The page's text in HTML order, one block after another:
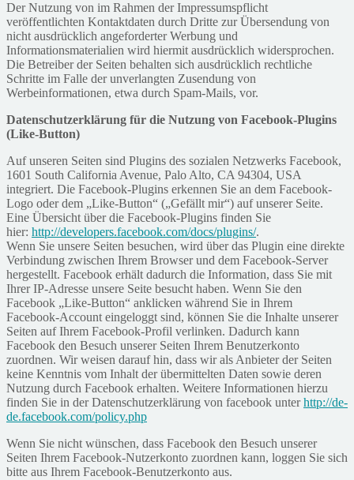
Der Nutzung von im Rahmen der Impressumspflicht
veröffentlichten Kontaktdaten durch Dritte zur Übersendung von
nicht ausdrücklich angeforderter Werbung und
Informationsmaterialien wird hiermit ausdrücklich widersprochen.
Die Betreiber der Seiten behalten sich ausdrücklich rechtliche
Schritte im Falle der unverlangten Zusendung von
Werbeinformationen, etwa durch Spam-Mails, vor.
Datenschutzerklärung für die Nutzung von Facebook-Plugins
(Like-Button)
Auf unseren Seiten sind Plugins des sozialen Netzwerks Facebook,
1601 South California Avenue, Palo Alto, CA 94304, USA
integriert. Die Facebook-Plugins erkennen Sie an dem Facebook-
Logo oder dem „Like-Button“ („Gefällt mir“) auf unserer Seite.
Eine Übersicht über die Facebook-Plugins finden Sie
hier: http://developers.facebook.com/docs/plugins/.
Wenn Sie unsere Seiten besuchen, wird über das Plugin eine direkte
Verbindung zwischen Ihrem Browser und dem Facebook-Server
hergestellt. Facebook erhält dadurch die Information, dass Sie mit
Ihrer IP-Adresse unsere Seite besucht haben. Wenn Sie den
Facebook „Like-Button“ anklicken während Sie in Ihrem
Facebook-Account eingeloggt sind, können Sie die Inhalte unserer
Seiten auf Ihrem Facebook-Profil verlinken. Dadurch kann
Facebook den Besuch unserer Seiten Ihrem Benutzerkonto
zuordnen. Wir weisen darauf hin, dass wir als Anbieter der Seiten
keine Kenntnis vom Inhalt der übermittelten Daten sowie deren
Nutzung durch Facebook erhalten. Weitere Informationen hierzu
finden Sie in der Datenschutzerklärung von facebook unterhttp://de-
de.facebook.com/policy.php
Wenn Sie nicht wünschen, dass Facebook den Besuch unserer
Seiten Ihrem Facebook-Nutzerkonto zuordnen kann, loggen Sie sich
bitte aus Ihrem Facebook-Benutzerkonto aus.